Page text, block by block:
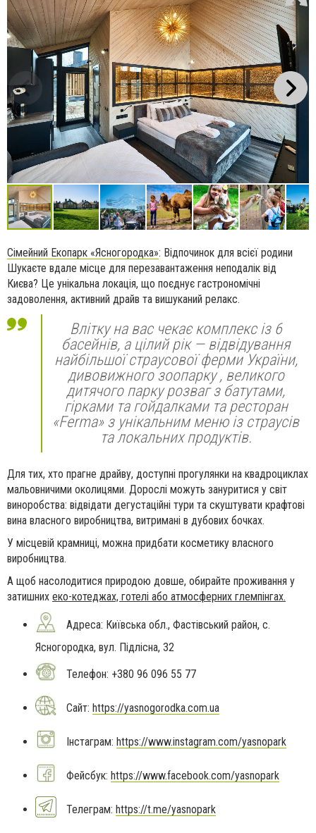
Сімейний Екопарк «Ясногородка»: Відпочинок для всієї родини
Шукаєте вдале місце для перезавантаження неподалік від
Києва? Це унікальна локація, що поєднує гастрономічні
задоволення, активний драйв та вишуканий релакс.
Влітку на вас чекає комплекс із 6
басейнів, а цілий рік — відвідування
найбільшої страусової ферми України,
дивовижного зоопарку , великого
дитячого парку розваг з батутами,
гірками та гойдалками та ресторан
«Ferma» з унікальним меню із страусів
та локальних продуктів.
Для тих, хто прагне драйву, доступні прогулянки на квадроциклах
мальовничими околицями. Дорослі можуть зануритися у світ
виноробства: відвідати дегустаційні тури та скуштувати крафтові
вина власного виробництва, витримані в дубових бочках.
У місцевій крамниці, можна придбати косметику власного
виробництва.
А щоб насолодитися природою довше, обирайте проживання у
затишних еко-котеджах, готелі або атмосферних глемпінгах.
Адреса: Київська обл., Фастівський район, с.
Ясногородка, вул. Підлісна, 32
Телефон: +380 96 096 55 77
Сайт: https://yasnogorodka.com.ua
Інстаграм: https://www.instagram.com/yasnopark
Фейсбук: https://www.facebook.com/yasnopark
Телеграм: https://t.me/yasnopark